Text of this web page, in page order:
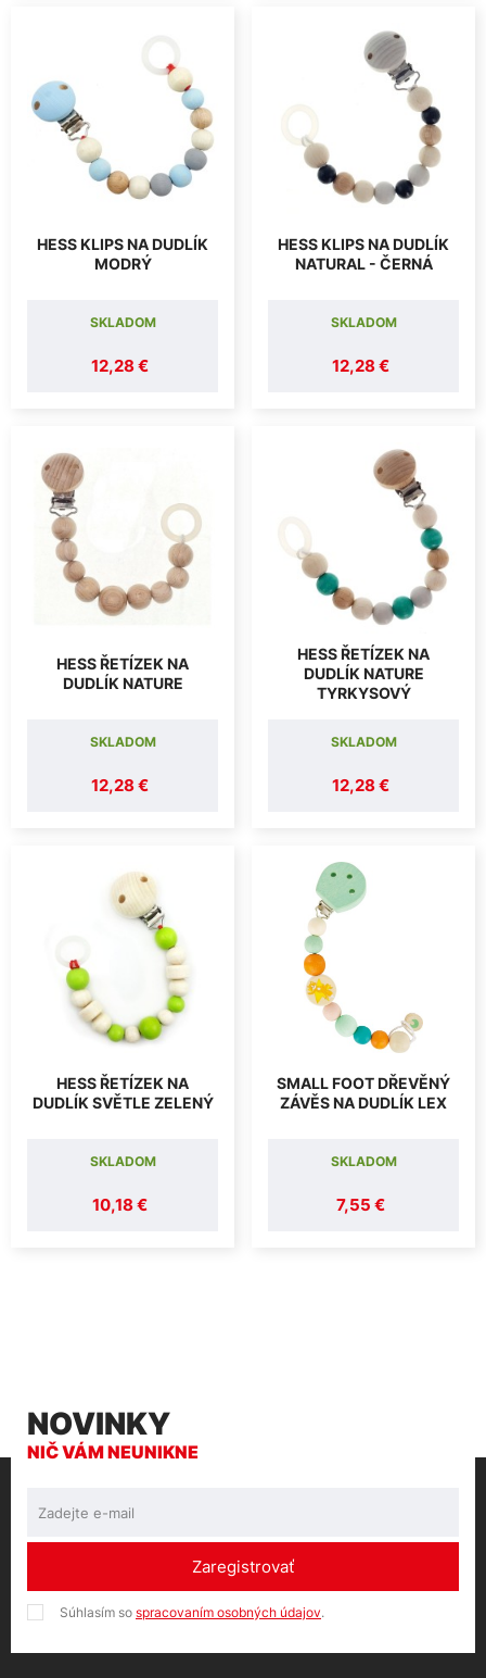
HESS KLIPS NA DUDLÍK
MODRÝ
12,28 €
SKLADOM
HESS KLIPS NA DUDLÍK
NATURAL - ČERNÁ
12,28 €
SKLADOM
HESS ŘETÍZEK NA
DUDLÍK NATURE
12,28 €
SKLADOM
HESS ŘETÍZEK NA
DUDLÍK NATURE
TYRKYSOVÝ
12,28 €
SKLADOM
HESS ŘETÍZEK NA
DUDLÍK SVĚTLE ZELENÝ
10,18 €
SKLADOM
SMALL FOOT DŘEVĚNÝ
ZÁVĚS NA DUDLÍK LEX
7,55 €
SKLADOM
NOVINKY
NIČ VÁM NEUNIKNE
Zaregistrovať
Súhlasím so spracovaním osobných údajov.